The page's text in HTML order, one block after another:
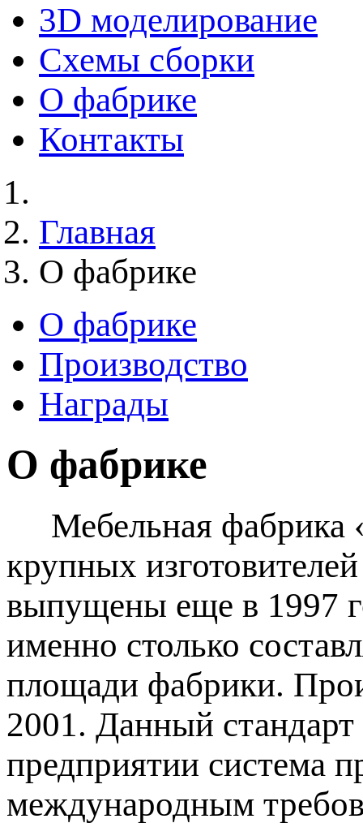
3D моделирование
Схемы сборки
О фабрике
Контакты
Главная
О фабрике
О фабрике
Производство
Награды
О фабрике
Мебельная
крупных
выпущены еще в 1997
именно столько
площади фабрики.
2001. Данный стандарт
предприятии система
международным